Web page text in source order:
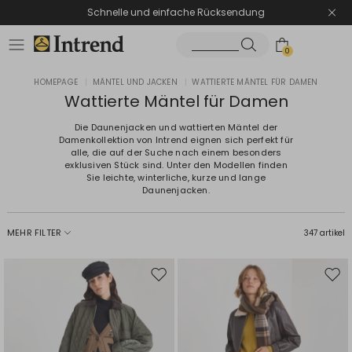
Schnelle und einfache Rücksendung
0
HOMEPAGE MÄNTEL UND JACKEN WATTIERTE MÄNTEL FÜR DAMEN
Wattierte Mäntel für Damen
Die Daunenjacken und wattierten Mäntel der
Damenkollektion von Intrend eignen sich perfekt für
alle, die auf der Suche nach einem besonders
exklusiven Stück sind. Unter den Modellen finden
Sie leichte, winterliche, kurze und lange
Daunenjacken.
MEHR FILTER 347 artikel
Auf
Auf